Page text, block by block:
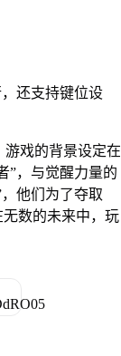
还支持键位设
游戏的背景设定在
”，与觉醒力量的
他们为了夺取
数的未来中，玩